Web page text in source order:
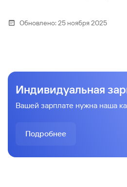
Обновлено:25 ноября 2025
Индивидуальная
Вашей зарплате нужна наша
Подробнее